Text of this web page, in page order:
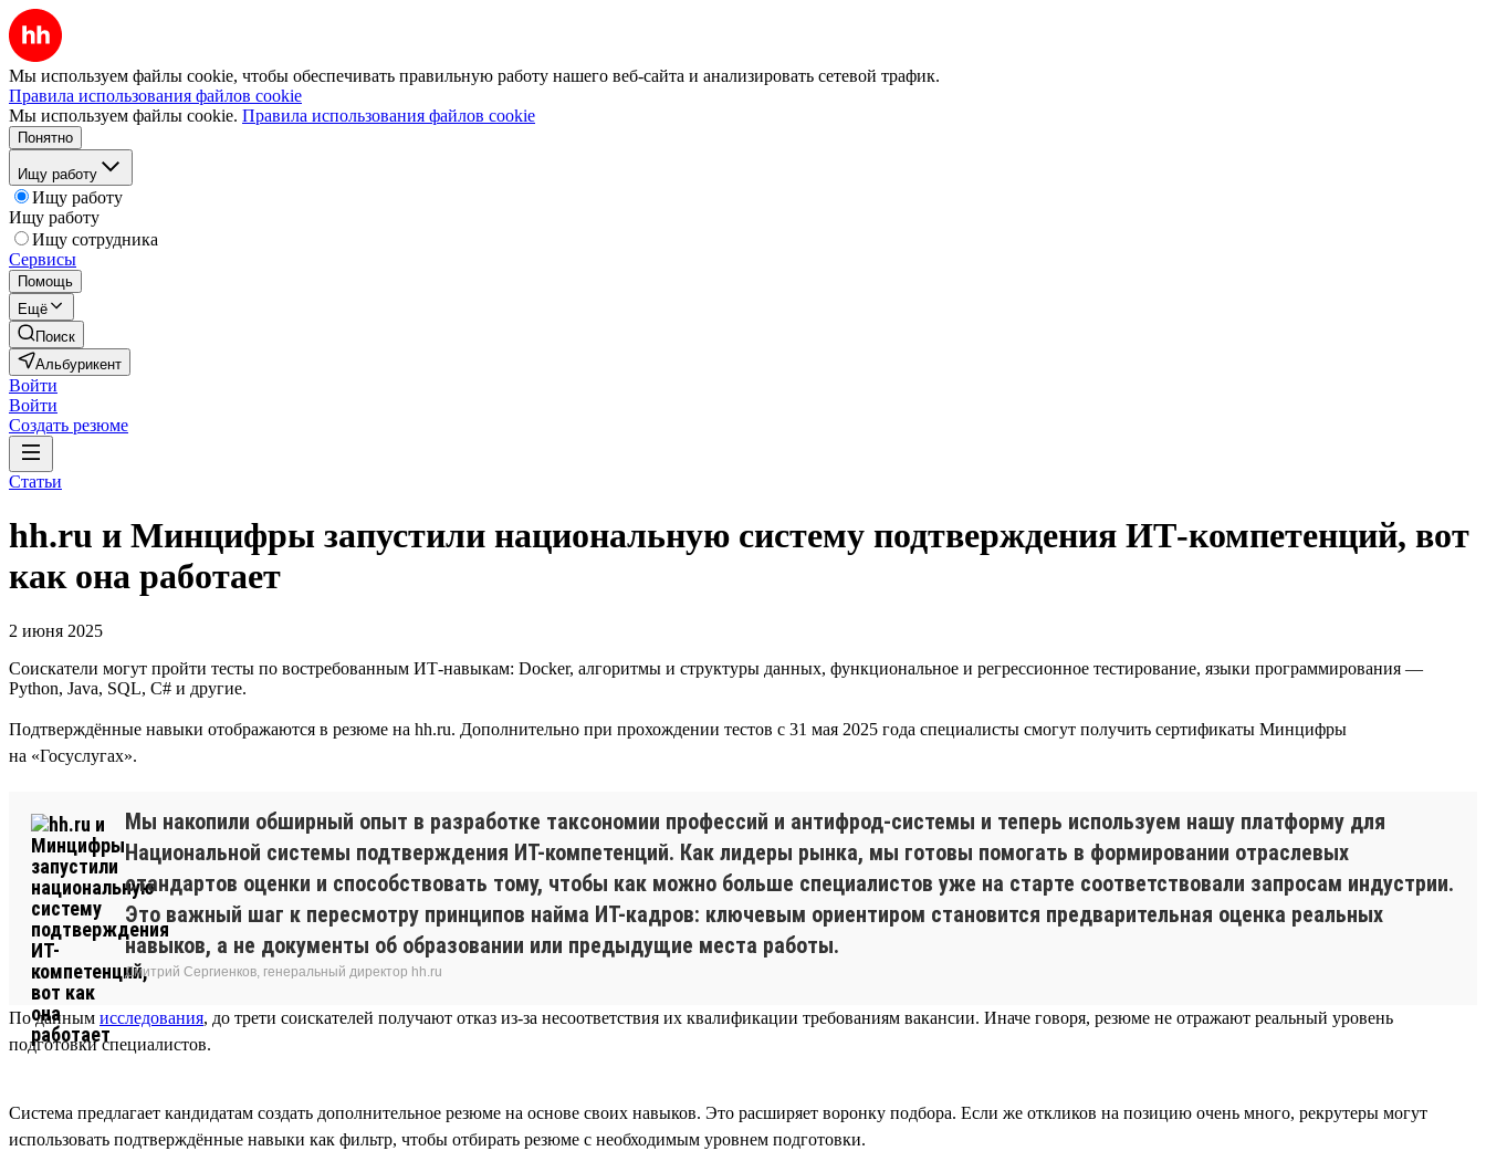
Мы используем файлы cookie, чтобы обеспечивать правильную работу нашего веб-сайта и анализировать сетевой трафик.
Правила использования файлов cookie
Мы используем файлы cookie. Правила использования файлов cookie
Понятно
Ищу работу
Ищу работу
Ищу работу
Ищу сотрудника
Сервисы
Помощь
Ещё
Поиск
Альбурикент
Войти
Войти
Создать резюме
Статьи
hh.ru и Минцифры запустили национальную систему подтверждения ИТ-компетенций, вот
как она работает
2 июня 2025
Соискатели могут пройти тесты по востребованным ИТ-навыкам: Docker, алгоритмы и структуры данных, функциональное и регрессионное тестирование, языки программирования —
Python, Java, SQL, C# и другие.
Подтверждённые навыки отображаются в резюме на hh.ru. Дополнительно при прохождении тестов с 31 мая 2025 года специалисты смогут получить сертификаты Минцифры
на «Госуслугах».
Мы накопили обширный опыт в разработке таксономии профессий и антифрод-системы и теперь используем нашу платформу для
Национальной системы подтверждения ИТ-компетенций. Как лидеры рынка, мы готовы помогать в формировании отраслевых
стандартов оценки и способствовать тому, чтобы как можно больше специалистов уже на старте соответствовали запросам индустрии.
Это важный шаг к пересмотру принципов найма ИТ-кадров: ключевым ориентиром становится предварительная оценка реальных
навыков, а не документы об образовании или предыдущие места работы.
Дмитрий Сергиенков, генеральный директор hh.ru
По данным исследования, до трети соискателей получают отказ из-за несоответствия их квалификации требованиям вакансии. Иначе говоря, резюме не отражают реальный уровень
подготовки специалистов.
Система предлагает кандидатам создать дополнительное резюме на основе своих навыков. Это расширяет воронку подбора. Если же откликов на позицию очень много, рекрутеры могут
использовать подтверждённые навыки как фильтр, чтобы отбирать резюме с необходимым уровнем подготовки.